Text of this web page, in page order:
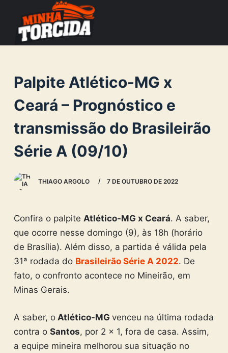
n
e
Palpite Atlético-MG x
Ceará – Prognóstico e
transmissão do Brasileirão
Série A (09/10)
THIAGO ARGOLO 7 DE OUTUBRO DE 2022
Confira o palpite Atlético-MG x Ceará. A saber,
que ocorre nesse domingo (9), às 18h (horário
de Brasília). Além disso, a partida é válida pela
31ª rodada do Brasileirão Série A 2022. De
fato, o confronto acontece no Mineirão, em
Minas Gerais.
A saber, oAtlético-MG venceu na última rodada
contra o Santos, por 2 x 1, fora de casa. Assim,
a equipe mineira melhorou sua situação no